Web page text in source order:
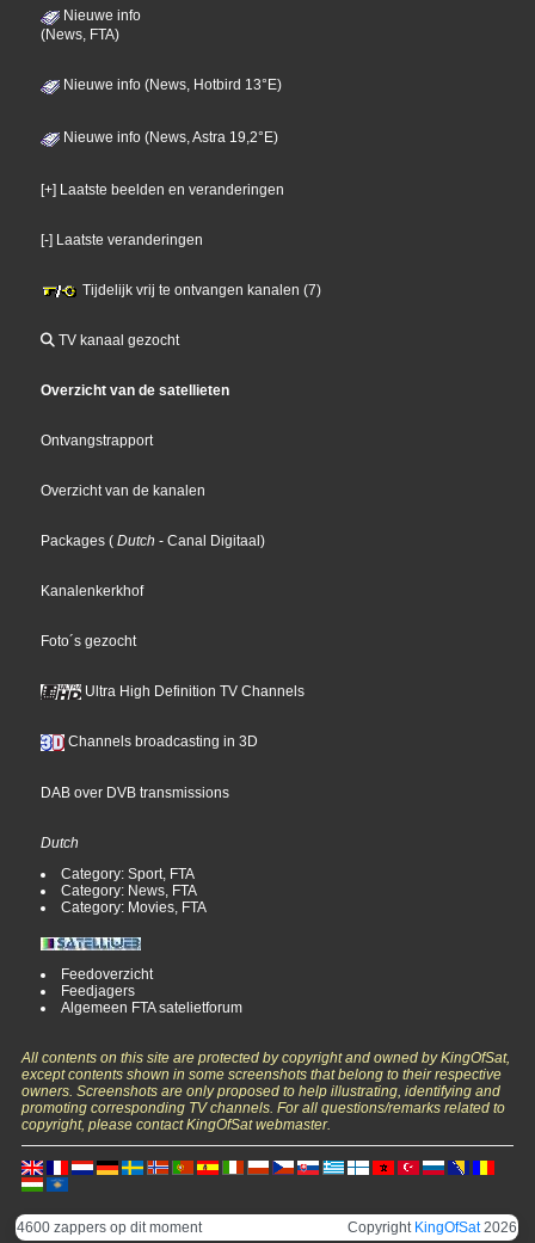
Nieuwe info
(News, FTA)
Nieuwe info (News, Hotbird 13°E)
Nieuwe info (News, Astra 19,2°E)
[+] Laatste beelden en veranderingen
[-] Laatste veranderingen
Tijdelijk vrij te ontvangen kanalen (7)
TV kanaal gezocht
Overzicht van de satellieten
Ontvangstrapport
Overzicht van de kanalen
Packages ( Dutch - Canal Digitaal)
Kanalenkerkhof
Foto´s gezocht
Ultra High Definition TV Channels
Channels broadcasting in 3D
DAB over DVB transmissions
Dutch
Category: Sport, FTA
Category: News, FTA
Category: Movies, FTA
Feedoverzicht
Feedjagers
Algemeen FTA satelietforum
All contents on this site are protected by copyright and owned by KingOfSat,
except contents shown in some screenshots that belong to their respective
owners. Screenshots are only proposed to help illustrating, identifying and
promoting corresponding TV channels. For all questions/remarks related to
copyright, please contact KingOfSat webmaster.
4600 zappers op dit moment Copyright KingOfSat2026